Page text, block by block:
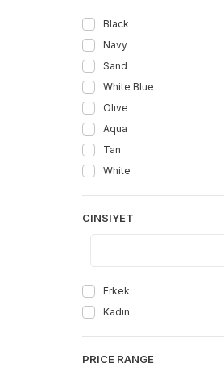
Black
Navy
Sand
White Blue
Olıve
Aqua
Tan
White
CINSIYET
Erkek
Kadın
PRICE RANGE